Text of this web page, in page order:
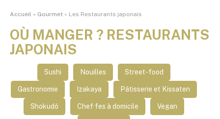
Accueil » Gourmet » Les Restaurants japonais
OÙ MANGER ? RESTAURANTS
JAPONAIS
Sushi Nouilles Street-food
Gastronomie Izakaya Pâtisserie et Kissaten
Shokudô Chef·fes à domicile Vegan